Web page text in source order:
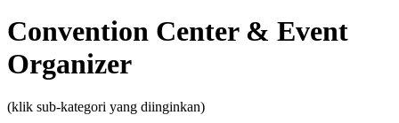
Convention Center & Event
Organizer
(klik sub-kategori yang diinginkan)